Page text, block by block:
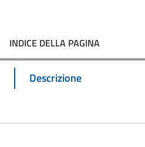
INDICE DELLA PAGINA
Descrizione